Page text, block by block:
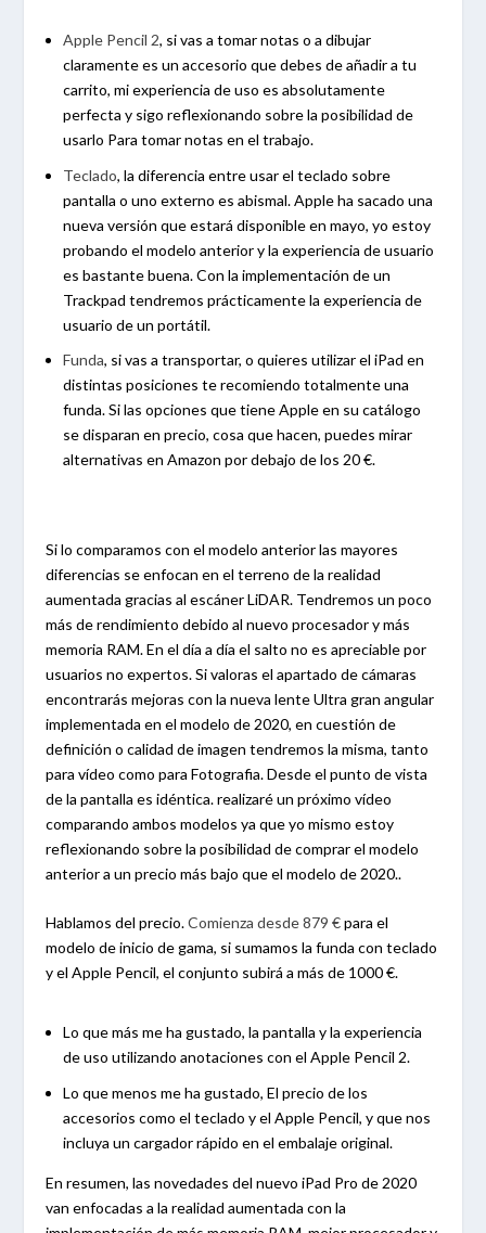
Apple Pencil 2, si vas a tomar notas o a dibujar
claramente es un accesorio que debes de añadir a tu
carrito, mi experiencia de uso es absolutamente
perfecta y sigo reflexionando sobre la posibilidad de
usarlo Para tomar notas en el trabajo.
Teclado, la diferencia entre usar el teclado sobre
pantalla o uno externo es abismal. Apple ha sacado una
nueva versión que estará disponible en mayo, yo estoy
probando el modelo anterior y la experiencia de usuario
es bastante buena. Con la implementación de un
Trackpad tendremos prácticamente la experiencia de
usuario de un portátil.
Funda, si vas a transportar, o quieres utilizar el iPad en
distintas posiciones te recomiendo totalmente una
funda. Si las opciones que tiene Apple en su catálogo
se disparan en precio, cosa que hacen, puedes mirar
alternativas en Amazon por debajo de los 20 €.
Si lo comparamos con el modelo anterior las mayores
diferencias se enfocan en el terreno de la realidad
aumentada gracias al escáner LiDAR. Tendremos un poco
más de rendimiento debido al nuevo procesador y más
memoria RAM. En el día a día el salto no es apreciable por
usuarios no expertos. Si valoras el apartado de cámaras
encontrarás mejoras con la nueva lente Ultra gran angular
implementada en el modelo de 2020, en cuestión de
definición o calidad de imagen tendremos la misma, tanto
para vídeo como para Fotografia. Desde el punto de vista
de la pantalla es idéntica. realizaré un próximo vídeo
comparando ambos modelos ya que yo mismo estoy
reflexionando sobre la posibilidad de comprar el modelo
anterior a un precio más bajo que el modelo de 2020..
Hablamos del precio.Comienza desde 879 €para el
modelo de inicio de gama, si sumamos la funda con teclado
y el Apple Pencil, el conjunto subirá a más de 1000 €.
Lo que más me ha gustado, la pantalla y la experiencia
de uso utilizando anotaciones con el Apple Pencil 2.
Lo que menos me ha gustado, El precio de los
accesorios como el teclado y el Apple Pencil, y que nos
incluya un cargador rápido en el embalaje original.
En resumen, las novedades del nuevo iPad Pro de 2020
van enfocadas a la realidad aumentada con la